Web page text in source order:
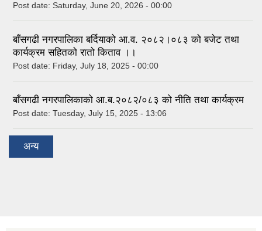
Post date: Saturday, June 20, 2026 - 00:00
बाँसगढी नगरपालिका बर्दियाको आ.व. २०८२।०८३ को बजेट तथा
कार्यक्रम सहितको रातो किताव ।।
Post date: Friday, July 18, 2025 - 00:00
बाँसगढी नगरपालिकाको आ.ब.२०८२/०८३ को नीति तथा कार्यक्रम
Post date: Tuesday, July 15, 2025 - 13:06
अन्य